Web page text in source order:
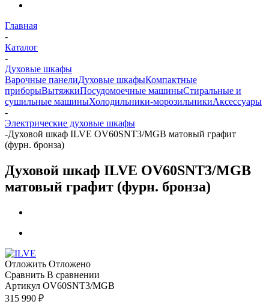
Главная
-
Каталог
-
Духовые шкафы
Варочные панелиДуховые шкафыКомпактные
приборыВытяжкиПосудомоечные машиныСтиральные и
сушильные машиныХолодильники-морозильникиАксессуары
-
Электрические духовые шкафы
-Духовой шкаф ILVE OV60SNT3/MGB матовый графит
(фурн. бронза)
Духовой шкаф ILVE OV60SNT3/MGB
матовый графит (фурн. бронза)
Отложить Отложено
Сравнить В сравнении
Артикул OV60SNT3/MGB
315 990 ₽